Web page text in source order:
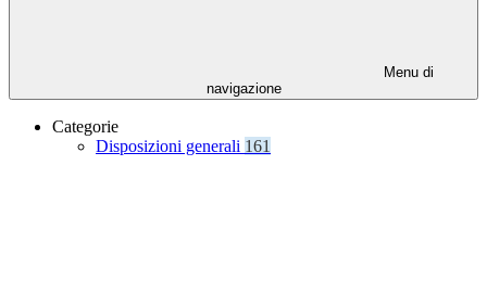
Menu di
navigazione
Categorie
Disposizioni generali 161